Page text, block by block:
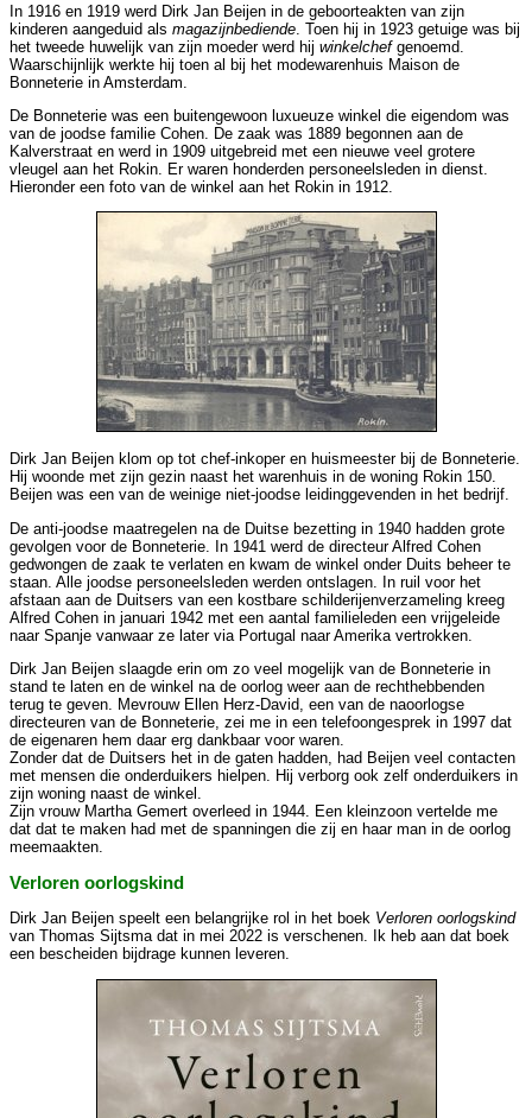
In 1916 en 1919 werd Dirk Jan Beijen in de geboorteakten van zijn
kinderen aangeduid als magazijnbediende . Toen hij in 1923 getuige was bij
het tweede huwelijk van zijn moeder werd hij winkelchefgenoemd.
Waarschijnlijk werkte hij toen al bij het modewarenhuis Maison de
Bonneterie in Amsterdam.
De Bonneterie was een buitengewoon luxueuze winkel die eigendom was
van de joodse familie Cohen. De zaak was 1889 begonnen aan de
Kalverstraat en werd in 1909 uitgebreid met een nieuwe veel grotere
vleugel aan het Rokin. Er waren honderden personeelsleden in dienst.
Hieronder een foto van de winkel aan het Rokin in 1912.
Dirk Jan Beijen klom op tot chef-inkoper en huismeester bij de Bonneterie.
Hij woonde met zijn gezin naast het warenhuis in de woning Rokin 150.
Beijen was een van de weinige niet-joodse leidinggevenden in het bedrijf.
De anti-joodse maatregelen na de Duitse bezetting in 1940 hadden grote
gevolgen voor de Bonneterie. In 1941 werd de directeur Alfred Cohen
gedwongen de zaak te verlaten en kwam de winkel onder Duits beheer te
staan. Alle joodse personeelsleden werden ontslagen. In ruil voor het
afstaan aan de Duitsers van een kostbare schilderijenverzameling kreeg
Alfred Cohen in januari 1942 met een aantal familieleden een vrijgeleide
naar Spanje vanwaar ze later via Portugal naar Amerika vertrokken.
Dirk Jan Beijen slaagde erin om zo veel mogelijk van de Bonneterie in
stand te laten en de winkel na de oorlog weer aan de rechthebbenden
terug te geven. Mevrouw Ellen Herz-David, een van de naoorlogse
directeuren van de Bonneterie, zei me in een telefoongesprek in 1997 dat
de eigenaren hem daar erg dankbaar voor waren.
Zonder dat de Duitsers het in de gaten hadden, had Beijen veel contacten
met mensen die onderduikers hielpen. Hij verborg ook zelf onderduikers in
zijn woning naast de winkel.
Zijn vrouw Martha Gemert overleed in 1944. Een kleinzoon vertelde me
dat dat te maken had met de spanningen die zij en haar man in de oorlog
meemaakten.
Verloren oorlogskind
Dirk Jan Beijen speelt een belangrijke rol in het boek Verloren oorlogskind
van Thomas Sijtsma dat in mei 2022 is verschenen. Ik heb aan dat boek
een bescheiden bijdrage kunnen leveren.